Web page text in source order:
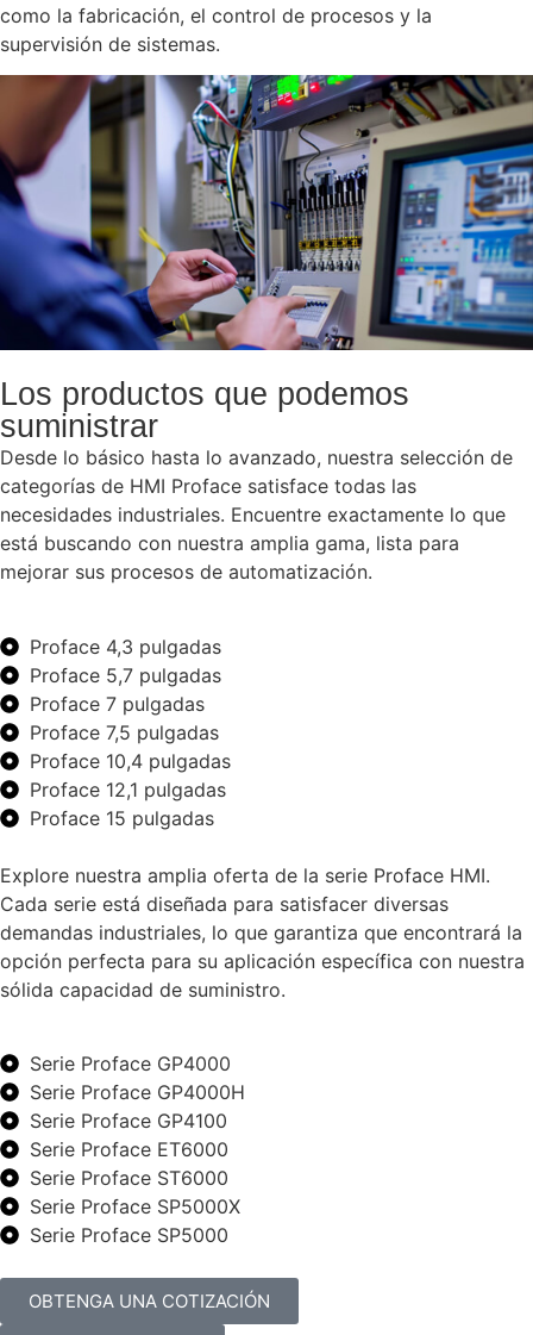
como la fabricación, el control de procesos y la
supervisión de sistemas.
Los productos que podemos
suministrar
Desde lo básico hasta lo avanzado, nuestra selección de
categorías de HMI Proface satisface todas las
necesidades industriales. Encuentre exactamente lo que
está buscando con nuestra amplia gama, lista para
mejorar sus procesos de automatización.
Proface 4,3 pulgadas
Proface 5,7 pulgadas
Proface 7 pulgadas
Proface 7,5 pulgadas
Proface 10,4 pulgadas
Proface 12,1 pulgadas
Proface 15 pulgadas
Explore nuestra amplia oferta de la serie Proface HMI.
Cada serie está diseñada para satisfacer diversas
demandas industriales, lo que garantiza que encontrará la
opción perfecta para su aplicación específica con nuestra
sólida capacidad de suministro.
Serie Proface GP4000
Serie Proface GP4000H
Serie Proface GP4100
Serie Proface ET6000
Serie Proface ST6000
Serie Proface SP5000X
Serie Proface SP5000
OBTENGA UNA COTIZACIÓN